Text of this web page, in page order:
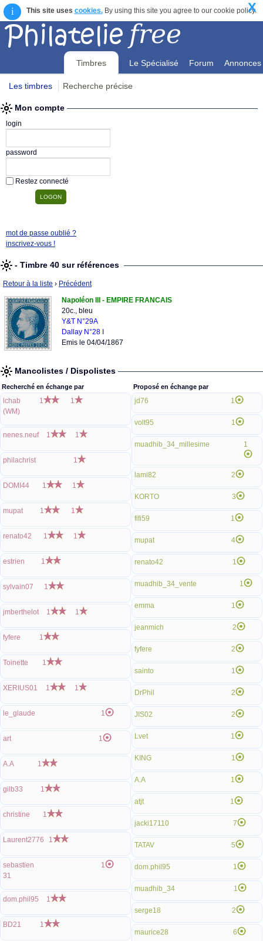
i This site uses cookies.By using this site you agree to our cookie policy.
X
Timbres Le Spécialisé Forum Annonces
Les timbres Recherche précise
Mon compte
login
password
Restez connecté
mot de passe oublié ?
inscrivez-vous !
- Timbre 40 sur références
Retour à la liste › Précédent
Napoléon III - EMPIRE FRANCAIS
20c., bleu
Y&T N°29A
Dallay N°28 I
Emis le 04/04/1867
Mancolistes / Dispolistes
Recherché en échange par
lchab
(WM)
1 1
nenes.neuf 1 1
philachrist 1
DOMI44 1 1
mupat 1 1
renato42 1 1
estrien 1
sylvain07 1
jmberthelot 1 1
fyfere 1
Toinette 1
XERIUS01 1 1
le_glaude 1
art 1
A.A 1
gilb33 1
christine 1
Laurent2776 1
sebastien
31
1
dom.phil95 1
BD21 1
Proposé en échange par
jd76 1
volt95 1
muadhib_34_millesime 1
lami82 2
KORTO 3
fifi59 1
mupat 4
renato42 1
muadhib_34_vente 1
emma 1
jeanmich 2
fyfere 2
sainto 1
DrPhil 2
JIS02 2
Lvet 1
KING 1
A.A 1
atjt 1
jacki17110 7
TATAV 5
dom.phil95 1
muadhib_34 1
serge18 2
maurice28 6